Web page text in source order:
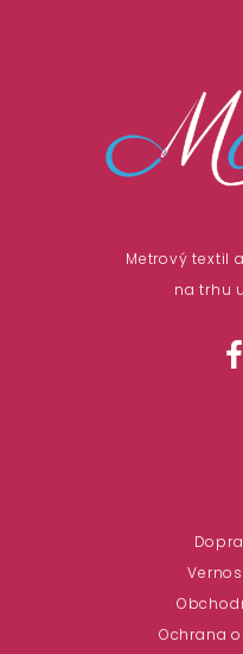
Metrový textil
na trhu
Ochrana